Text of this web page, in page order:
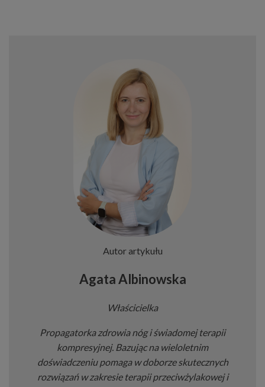
Autor artykułu
Agata Albinowska
Właścicielka
Propagatorka zdrowia nóg i świadomej terapii
kompresyjnej. Bazując na wieloletnim
doświadczeniu pomaga w doborze skutecznych
rozwiązań w zakresie terapii przeciwżylakowej i